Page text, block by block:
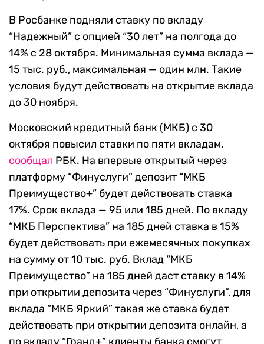
В Росбанке подняли ставку по вкладу
“Надежный” с опцией “30 лет” на полгода до
14% с 28 октября. Минимальная сумма вклада —
15 тыс. руб., максимальная — один млн. Такие
условия будут действовать на открытие вклада
до 30 ноября.
Московский кредитный банк (МКБ) с 30
октября повысил ставки по пяти вкладам,
сообщал РБК. На впервые открытый через
платформу “Финуслуги” депозит “МКБ
Преимущество+” будет действовать ставка
17%. Срок вклада — 95 или 185 дней. По вкладу
“МКБ Перспектива” на 185 дней ставка в 15%
будет действовать при ежемесячных покупках
на сумму от 10 тыс. руб. Вклад “МКБ
Преимущество” на 185 дней даст ставку в 14%
при открытии депозита через “Финуслуги”, для
вклада “МКБ Яркий” такая же ставка будет
действовать при открытии депозита онлайн, а